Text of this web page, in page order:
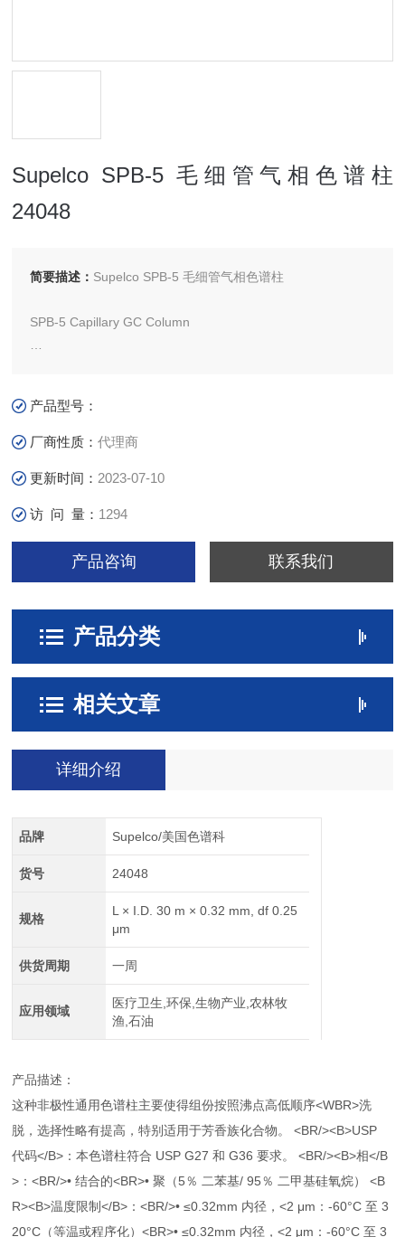
Supelco SPB-5 毛细管气相色谱柱
24048
简要描述： Supelco SPB-5 毛细管气相色谱柱
SPB-5 Capillary GC Column
产品型号：
厂商性质：代理商
更新时间： 2023-07-10
访 问 量： 1294
产品咨询 联系我们
产品分类
相关文章
详细介绍
品牌 Supelco/美国色谱科
货号 24048
规格
L × I.D. 30 m × 0.32 mm, df 0.25
μm
供货周期 一周
应用领域
医疗卫生,环保,生物产业,农林牧
渔,石油
产品描述：
这种非极性通用色谱柱主要使得组份按照沸点高低顺序<WBR>洗
脱，选择性略有提高，特别适用于芳香族化合物。 <BR/><B>USP
代码</B>：本色谱柱符合 USP G27 和 G36 要求。 <BR/><B>相</B
>：<BR/>• 结合的<BR>• 聚（5％ 二苯基/ 95％ 二甲基硅氧烷） <B
R><B>温度限制</B>：<BR/>• ≤0.32mm 内径，<2 μm：-60°C 至 3
20°C（等温或程序化）<BR>• ≤0.32mm 内径，<2 μm：-60°C 至 3